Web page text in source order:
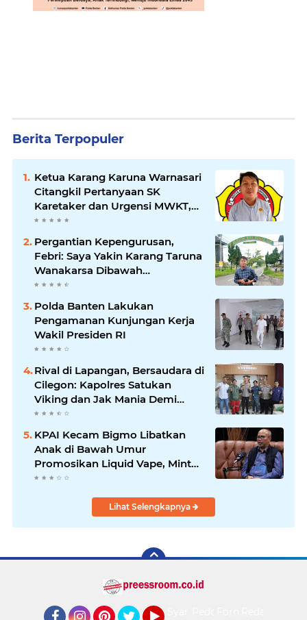
Berita Terpopuler
Ketua Karang Karuna Warnasari
Citangkil Pertanyaan SK
Karetaker dan Urgensi MWKT,
Saat Suasana Berduka
Pergantian Kepengurusan,
Febri: Saya Yakin Karang Taruna
Wanakarsa Dibawah
Kepemimpinan Bung Entus
Polda Banten Lakukan
Pengamanan Kunjungan Kerja
Wakil Presiden RI
Rival di Lapangan, Bersaudara di
Cilegon: Kapolres Satukan
Viking dan Jak Mania Demi
Nobar Damai Piala Presiden
KPAI Kecam Bigmo Libatkan
Anak di Bawah Umur
Promosikan Liquid Vape, Minta
Aparat Bertindak Tegas
Lihat Selengkapnya